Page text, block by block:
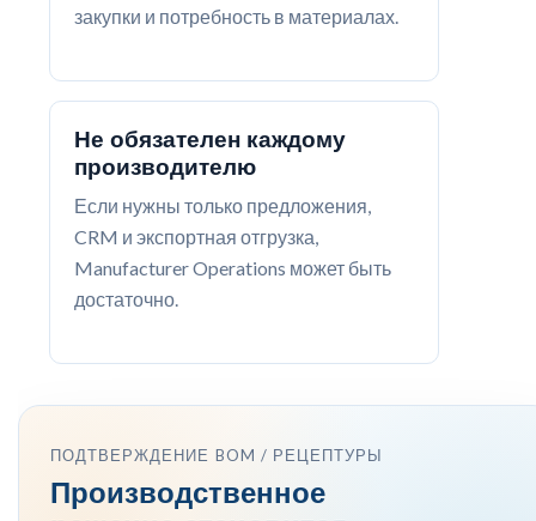
закупки и потребность в материалах.
Не обязателен каждому
производителю
Если нужны только предложения,
CRM и экспортная отгрузка,
Manufacturer Operations может быть
достаточно.
ПОДТВЕРЖДЕНИЕ BOM / РЕЦЕПТУРЫ
Производственное